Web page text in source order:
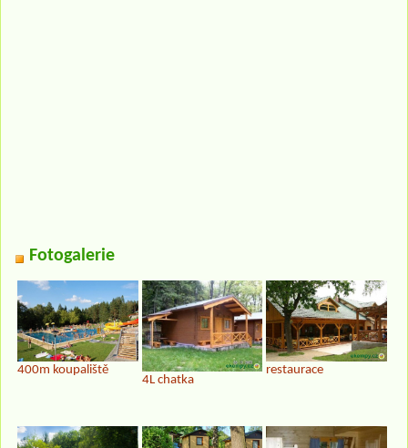
Fotogalerie
400m koupaliště
4L chatka
restaurace